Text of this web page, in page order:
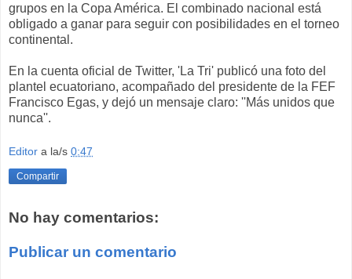
grupos en la Copa América. El combinado nacional está
obligado a ganar para seguir con posibilidades en el torneo
continental.
En la cuenta oficial de Twitter, 'La Tri' publicó una foto del
plantel ecuatoriano, acompañado del presidente de la FEF
Francisco Egas, y dejó un mensaje claro: ''Más unidos que
nunca''.
Editor a la/s 0:47
Compartir
No hay comentarios:
Publicar un comentario